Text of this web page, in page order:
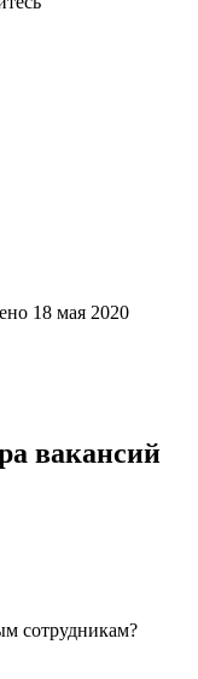
18 мая 2020
вакансий
сотрудникам?